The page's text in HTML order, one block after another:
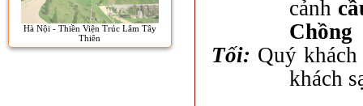
Hà Nội - Thiền Viện Trúc Lâm Tây
Thiên
cảnh
Chồng
Tối: Quý
khách